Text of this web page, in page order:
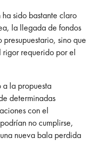
sido bastante claro
la llegada de fondos
sino que
rigor requerido por el
la propuesta
determinadas
con el
no cumplirse,
nueva bala perdida